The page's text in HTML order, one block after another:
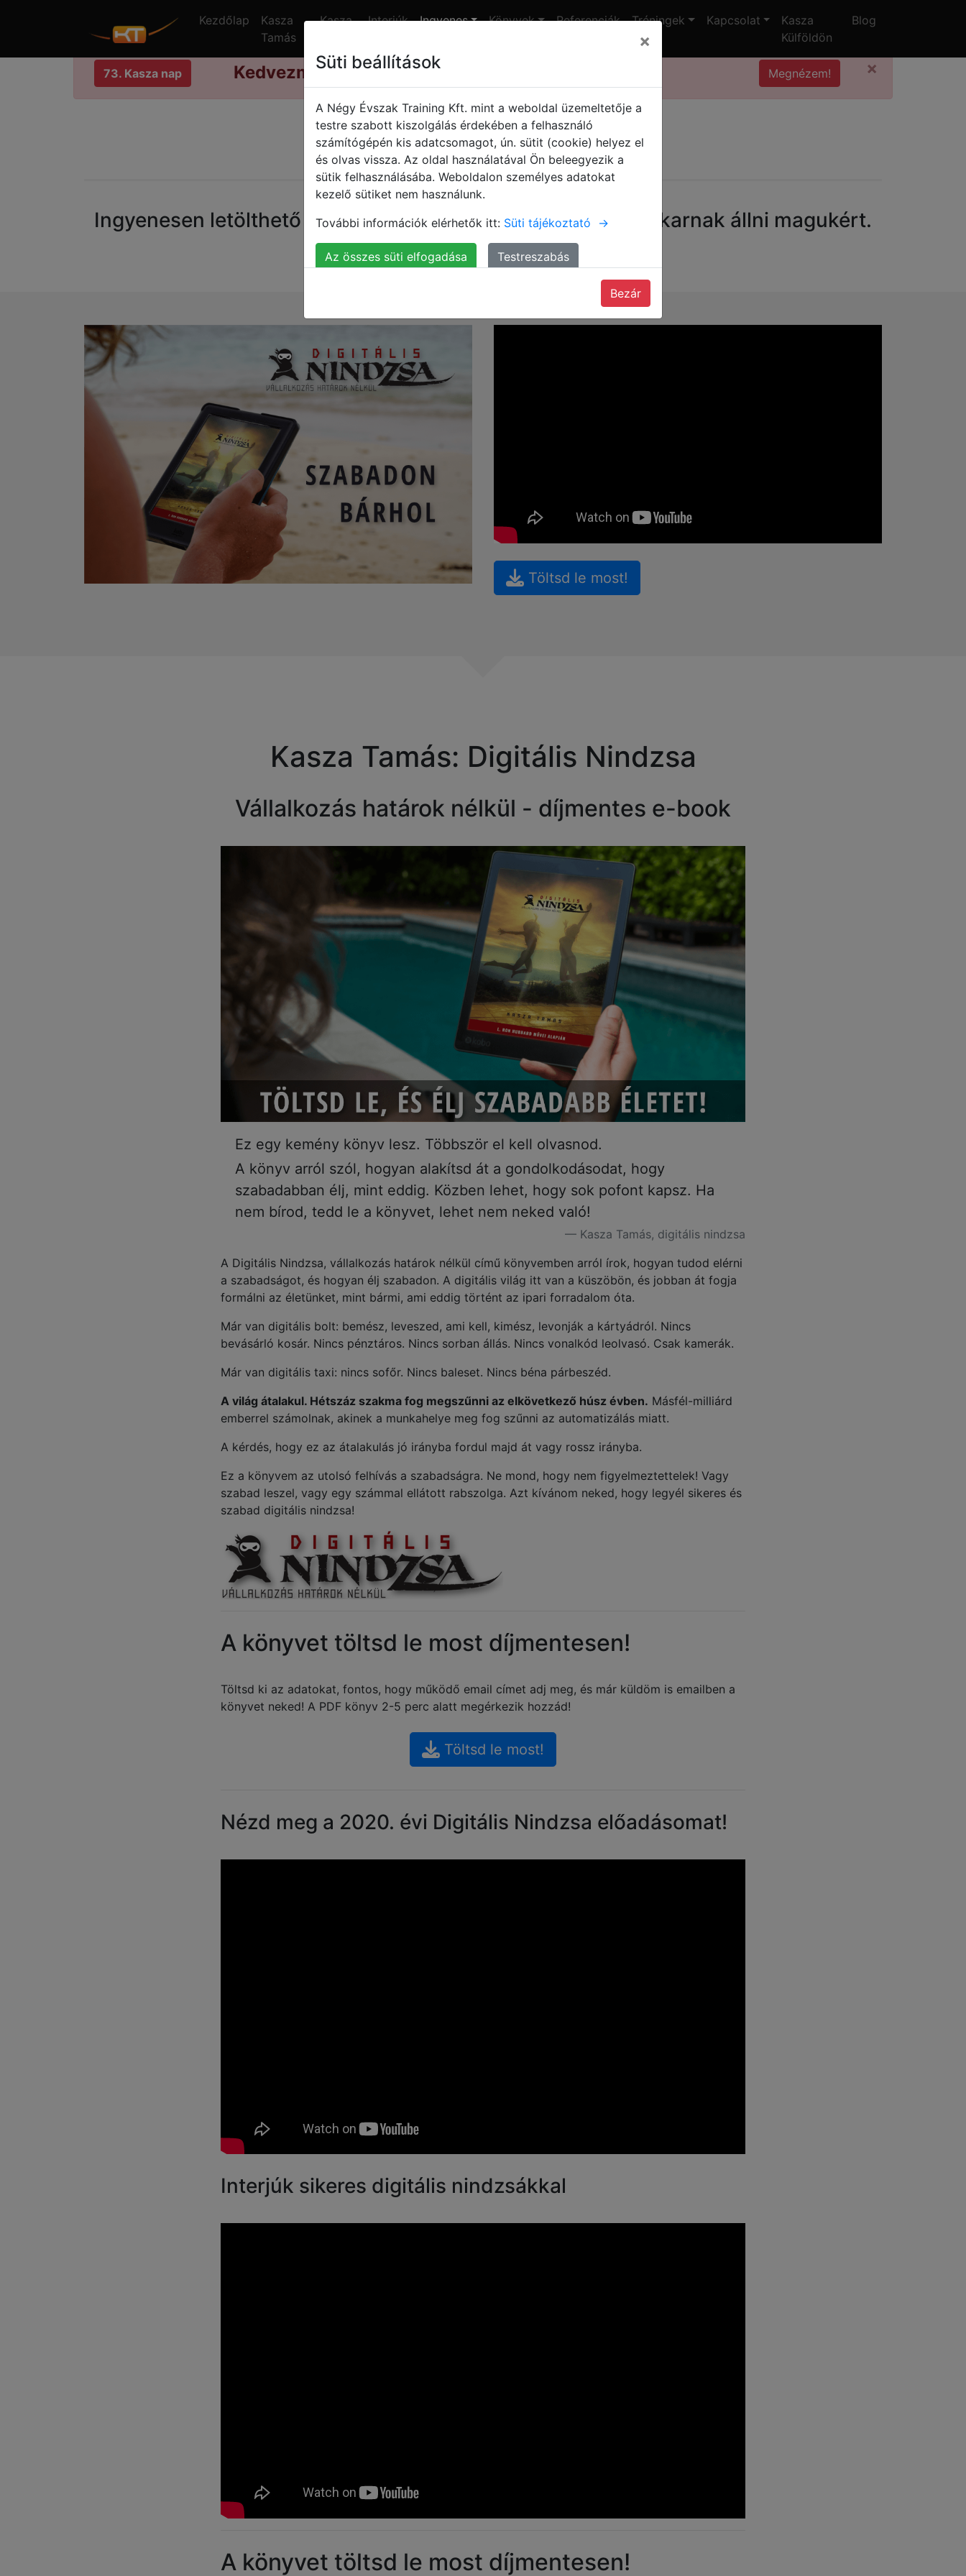
Süti beállítások
×
A Négy Évszak Training Kft. mint a weboldal üzemeltetője a
testre szabott kiszolgálás érdekében a felhasználó
számítógépén kis adatcsomagot, ún. sütit (cookie) helyez el
és olvas vissza. Az oldal használatával Ön beleegyezik a
sütik felhasználásába. Weboldalon személyes adatokat
kezelő sütiket nem használunk.
További információk elérhetők itt: Süti tájékoztató →
Az összes süti elfogadása Testreszabás
Bezár
Kezdőlap
Kasza
Tamás
Kasza
Interjúk Ingyenes Könyvek Referenciák Tréningek Kapcsolat
Kasza
Külföldön
Blog
73. Kasza nap Kedvezményes jegyek! Megnézem! ×
Kasza Tamás: Digitális Nindzsa
Ingyenesen letölthető könyv magánszemélyeknek, akik ki akarnak állni magukért.
Töltsd le most!
Kasza Tamás: Digitális Nindzsa
Vállalkozás határok nélkül - díjmentes e-book
Ez egy kemény könyv lesz. Többször el kell olvasnod.
A könyv arról szól, hogyan alakítsd át a gondolkodásodat, hogy
szabadabban élj, mint eddig. Közben lehet, hogy sok pofont kapsz. Ha
nem bírod, tedd le a könyvet, lehet nem neked való!
Kasza Tamás, digitális nindzsa
A Digitális Nindzsa, vállalkozás határok nélkül című könyvemben arról írok, hogyan tudod elérni
a szabadságot, és hogyan élj szabadon. A digitális világ itt van a küszöbön, és jobban át fogja
formálni az életünket, mint bármi, ami eddig történt az ipari forradalom óta.
Már van digitális bolt: bemész, leveszed, ami kell, kimész, levonják a kártyádról. Nincs
bevásárló kosár. Nincs pénztáros. Nincs sorban állás. Nincs vonalkód leolvasó. Csak kamerák.
Már van digitális taxi: nincs sofőr. Nincs baleset. Nincs béna párbeszéd.
A világ átalakul. Hétszáz szakma fog megszűnni az elkövetkező húsz évben. Másfél-milliárd
emberrel számolnak, akinek a munkahelye meg fog szűnni az automatizálás miatt.
A kérdés, hogy ez az átalakulás jó irányba fordul majd át vagy rossz irányba.
Ez a könyvem az utolsó felhívás a szabadságra. Ne mond, hogy nem figyelmeztettelek! Vagy
szabad leszel, vagy egy számmal ellátott rabszolga. Azt kívánom neked, hogy legyél sikeres és
szabad digitális nindzsa!
A könyvet töltsd le most díjmentesen!
Töltsd ki az adatokat, fontos, hogy működő email címet adj meg, és már küldöm is emailben a
könyvet neked! A PDF könyv 2-5 perc alatt megérkezik hozzád!
Töltsd le most!
Nézd meg a 2020. évi Digitális Nindzsa előadásomat!
Interjúk sikeres digitális nindzsákkal
A könyvet töltsd le most díjmentesen!